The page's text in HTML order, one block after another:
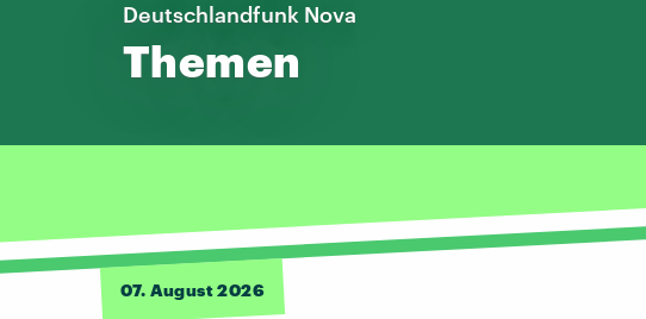
Deutschlandfunk Nova
Themen
07. August 2026